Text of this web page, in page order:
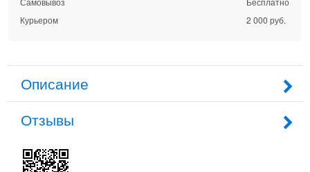
Курьером
2 000 руб.
Описание
Отзывы